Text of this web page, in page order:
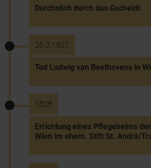
Durchstich durch das Gscheidl
26.3.1827
Tod Ludwig van Beethovens in
1828
Errichtung eines Pflegeheims
Wien im ehem. Stift St. Andrä/